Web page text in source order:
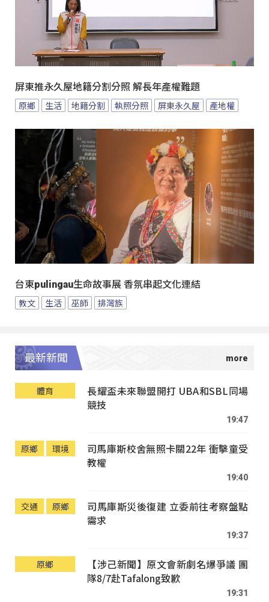
屏東推永久屋地籍分割分照 解長年產權難題
原鄉 生活 地籍分割 執照分照 屏東永久屋 產地權
台東pulingau生命故事展 香氛串起文化連結
教文 生活 巫師 排灣族
最新新聞
體育
長耀盃未來聯盟開打 UBA和SBL同場
競技
19:47
原鄉 環境
司馬庫斯校舍無照卡關22年 衝擊童受
教權
19:40
交通 原鄉
司馬庫斯災後復建 立委前往考察盤點
需求
19:37
原鄉
【涉己新聞】原文會新劇名爆爭議 團
隊8/7赴Tafalong致歉
19:31